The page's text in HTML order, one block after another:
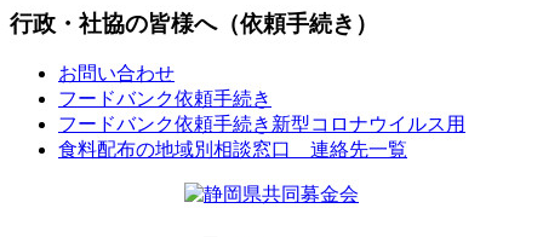
行政・社協の皆様へ（依頼手続き）
お問い合わせ
フードバンク依頼手続き
フードバンク依頼手続き新型コロナウイルス用
食料配布の地域別相談窓口 連絡先一覧